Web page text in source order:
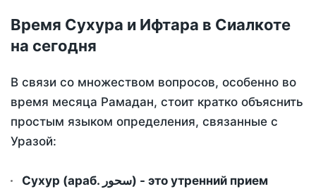
Время Сухура и Ифтара в Сиалкоте
на сегодня
В связи со множеством вопросов, особенно во
время месяца Рамадан, стоит кратко объяснить
простым языком определения, связанные с
Уразой:
Сухур (араб. سحور) - это утренний прием